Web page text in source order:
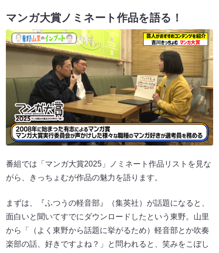
マンガ大賞ノミネート作品を語る！
番組では「マンガ大賞2025」ノミネート作品リストを見な
がら、きっちょむが作品の魅力を語ります。
まずは、『ふつうの軽音部』（集英社）が話題になると、
面白いと聞いてすでにダウンロードしたという東野。山里
から「（よく東野から話題に挙がるため）軽音部とか吹奏
楽部の話、好きですよね？」と問われると、笑みをこぼし